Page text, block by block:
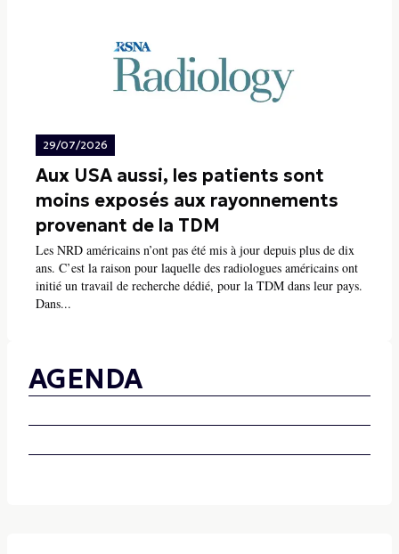
29/07/2026
Aux USA aussi, les patients sont
moins exposés aux rayonnements
provenant de la TDM
Les NRD américains n’ont pas été mis à jour depuis plus de dix
ans. C’est la raison pour laquelle des radiologues américains ont
initié un travail de recherche dédié, pour la TDM dans leur pays.
Dans...
AGENDA